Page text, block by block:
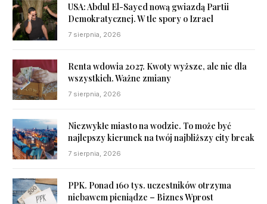
USA: Abdul El-Sayed nową gwiazdą Partii
Demokratycznej. W tle spory o Izrael
7 sierpnia, 2026
Renta wdowia 2027. Kwoty wyższe, ale nie dla
wszystkich. Ważne zmiany
7 sierpnia, 2026
Niezwykłe miasto na wodzie. To może być
najlepszy kierunek na twój najbliższy city break
7 sierpnia, 2026
PPK. Ponad 160 tys. uczestników otrzyma
niebawem pieniądze – Biznes Wprost